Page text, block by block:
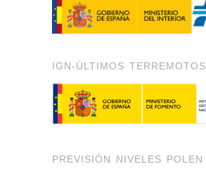
IGN-ÚLTIMOS TERREMOTOS
PREVISIÓN NIVELES POLEN